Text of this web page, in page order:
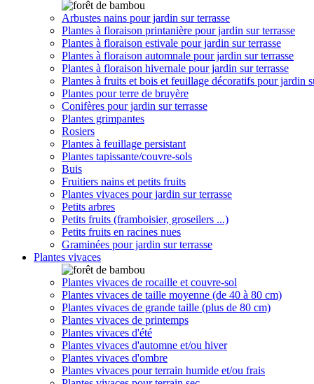
Arbustes nains pour jardin sur terrasse
Plantes à floraison printanière pour jardin sur terrasse
Plantes à floraison estivale pour jardin sur terrasse
Plantes à floraison automnale pour jardin sur terrasse
Plantes à floraison hivernale pour jardin sur terrasse
Plantes à fruits et bois et feuillage décoratifs pour jardin
Plantes pour terre de bruyère
Conifères pour jardin sur terrasse
Plantes grimpantes
Rosiers
Plantes à feuillage persistant
Plantes tapissante/couvre-sols
Buis
Fruitiers nains et petits fruits
Plantes vivaces pour jardin sur terrasse
Petits arbres
Petits fruits (framboisier, groseilers ...)
Petits fruits en racines nues
Graminées pour jardin sur terrasse
Plantes vivaces
Plantes vivaces de rocaille et couvre-sol
Plantes vivaces de taille moyenne (de 40 à 80 cm)
Plantes vivaces de grande taille (plus de 80 cm)
Plantes vivaces de printemps
Plantes vivaces d'été
Plantes vivaces d'automne et/ou hiver
Plantes vivaces d'ombre
Plantes vivaces pour terrain humide et/ou frais